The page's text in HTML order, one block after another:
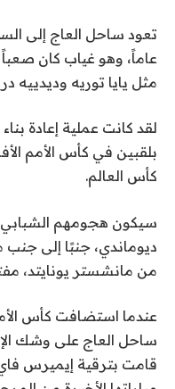
عاماً، وهو غياب كان
مثل يايا توريه وديدييه
لقد كانت عملية إعادة
بلقبين في كأس الأمم
كأس العالم.
سيكون هجومهم الشبابي
ديوماندي، جنبًا إلى جنب
من مانشستر يونايتد،
عندما استضافت كأس
ساحل العاج على وشك
قامت بترقية إيميرس